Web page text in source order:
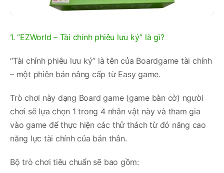
1. “EZWorld – Tài chính phiêu lưu ký” là gì?
“Tài chính phiêu lưu ký” là tên của Boardgame tài chính
– một phiên bản nâng cấp từ Easy game.
Trò chơi này dạng Board game (game bàn cờ) người
chơi sẽ lựa chọn 1 trong 4 nhân vật này và tham gia
vào game để thực hiện các thử thách từ đó nâng cao
năng lực tài chính của bản thân.
Bộ trò chơi tiêu chuẩn sẽ bao gồm: